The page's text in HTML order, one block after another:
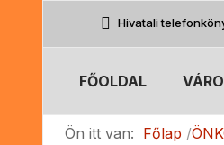
Hivatali
FŐOLDAL
Ön itt van: Főlap